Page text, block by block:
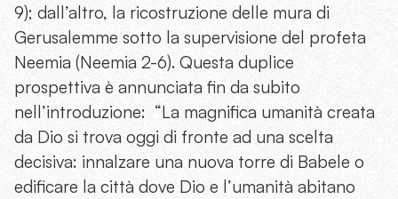
9); dall’altro, la ricostruzione delle mura di
Gerusalemme sotto la supervisione del profeta
Neemia (Neemia 2-6). Questa duplice
prospettiva è annunciata fin da subito
nell’introduzione: “La magnifica umanità creata
da Dio si trova oggi di fronte ad una scelta
decisiva: innalzare una nuova torre di Babele o
edificare la città dove Dio e l’umanità abitano